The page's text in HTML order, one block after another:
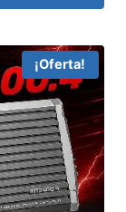
¡Oferta!